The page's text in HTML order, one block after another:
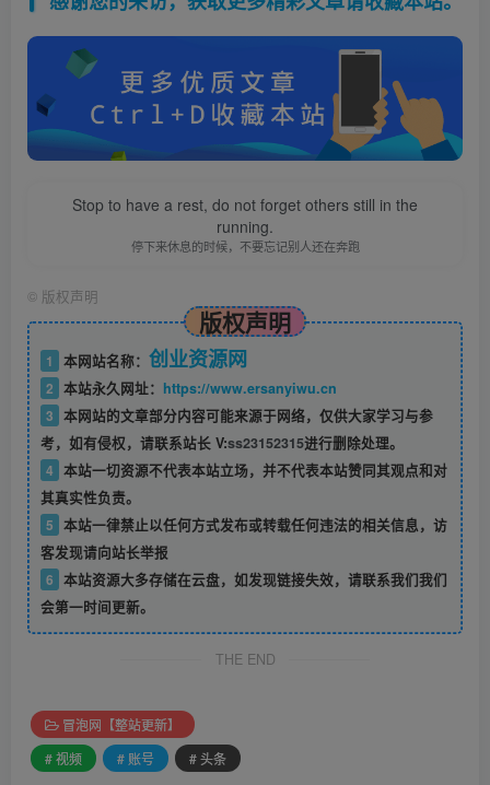
Stop to have a rest, do not forget others still in the
running.
停下来休息的时候，不要忘记别人还在奔跑
© 版权声明
版权声明
1 本网站名称： 创业资源网
2 本站永久网址： https://www.ersanyiwu.cn
3 本网站的文章部分内容可能来源于网络，仅供大家学习与参
考，如有侵权，请联系站长 V:ss23152315进行删除处理。
4 本站一切资源不代表本站立场，并不代表本站赞同其观点和对
其真实性负责。
5 本站一律禁止以任何方式发布或转载任何违法的相关信息，访
客发现请向站长举报
6 本站资源大多存储在云盘，如发现链接失效，请联系我们我们
会第一时间更新。
THE END
冒泡网【整站更新】
# 视频
# 账号 # 头条